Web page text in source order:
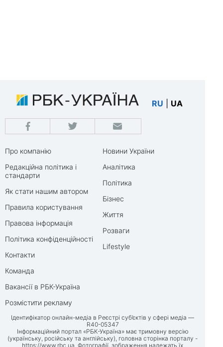
RU UA
Про компанію
Редакційна політика і
стандарти
Як стати нашим автором
Правила користування
Правова інформація
Політика конфіденційності
Контакти
Команда
Вакансії в РБК-Україна
Розмістити рекламу
Новини України
Аналітика
Політика
Бізнес
Життя
Розваги
Lifestyle
Ідентифікатор онлайн-медіа в Реєстрі суб’єктів у сфері медіа —
R40-05347
Інформаційний портал «РБК-Україна» має тримовну версію
(українську, російську та англійську), головна сторінка порталу -
https://www.rbc.ua . Фотографії, зображення належать їх